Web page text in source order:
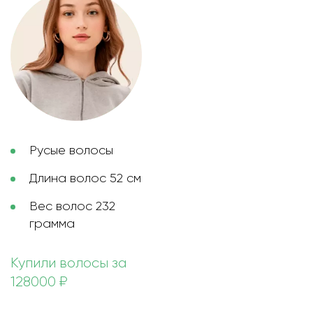
Русые волосы
Длина волос 52 см
Вес волос 232
грамма
Купили волосы за
128000 ₽